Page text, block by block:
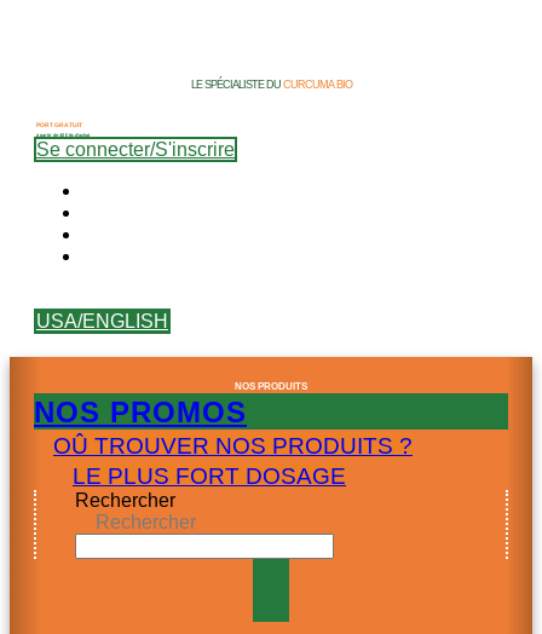
LE SPÉCIALISTE DU CURCUMA BIO
PORT GRATUIT
à partir de 40 € ttc d’achat
Se connecter/S'inscrire
USA/ENGLISH
NOS PRODUITS
NOS PROMOS
OÛ TROUVER NOS PRODUITS ?
LE PLUS FORT DOSAGE
Rechercher
Rechercher